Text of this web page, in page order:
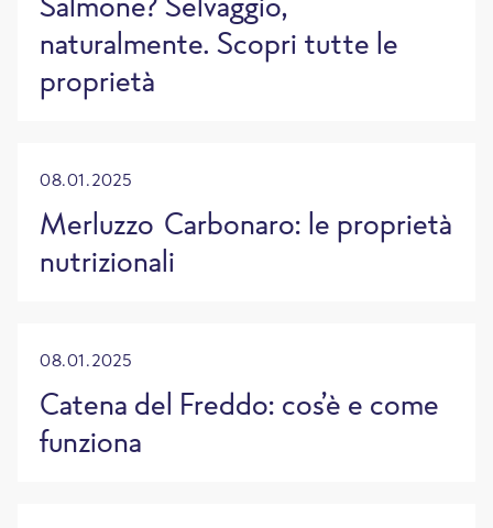
naturalmente. Scopri tutte le
proprietà
08.01.2025
Merluzzo Carbonaro: le proprietà
nutrizionali
08.01.2025
Catena del Freddo: cos’è e come
funziona